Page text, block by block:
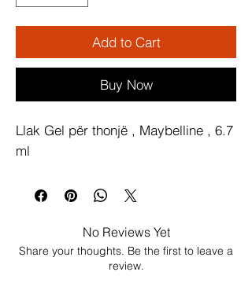
Add to Cart
Buy Now
Llak Gel për thonjë , Maybelline , 6.7
ml
No Reviews Yet
Share your thoughts. Be the first to leave a
review.